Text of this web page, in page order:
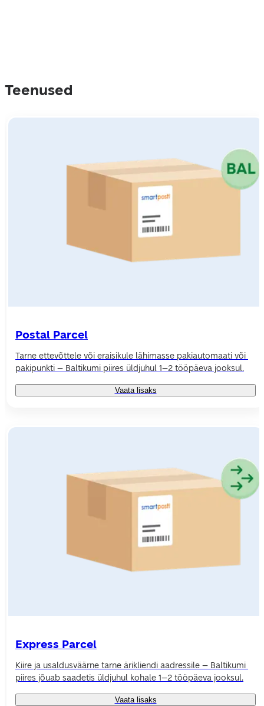
Teenused
Postal Parcel
Tarne ettevõttele või eraisikule lähimasse pakiautomaati või
pakipunkti – Baltikumi piires üldjuhul 1–2 tööpäeva jooksul.
Vaata lisaks
Express Parcel
Kiire ja usaldusväärne tarne ärikliendi aadressile – Baltikumi
piires jõuab saadetis üldjuhul kohale 1–2 tööpäeva jooksul.
Vaata lisaks